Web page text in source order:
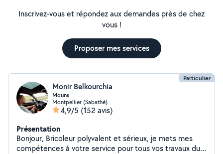
Inscrivez-vous et répondez aux demandes près de chez
vous !
Proposer mes services
Particulier
Monir Belkourchia
Mouns
Montpellier (Sabathé)
4,9/5 (152 avis)
Présentation
Bonjour, Bricoleur polyvalent et sérieux, je mets mes
compétences à votre service pour tous vos travaux du